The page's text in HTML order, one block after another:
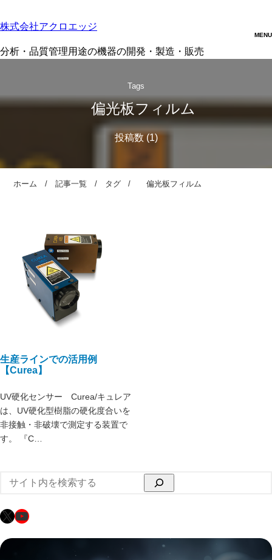
株式会社アクロエッジ
分析・品質管理用途の機器の開発・製造・販売
Tags
偏光板フィルム
ホーム 記事一覧 タグ 偏光板フィルム
生産ラインでの活用例
【Curea】
UV硬化センサー Curea/キュレア
は、UV硬化型樹脂の硬化度合いを
非接触・非破壊で測定する装置で
す。 『C…
検
索
X YouTube